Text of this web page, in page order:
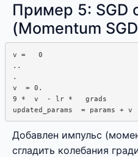
Пример 5: SGD
(Momentum
v =   0
..
.
v  = 0.
9 *  v  - lr *   grads
Добавлен импульс
сгладить колебания